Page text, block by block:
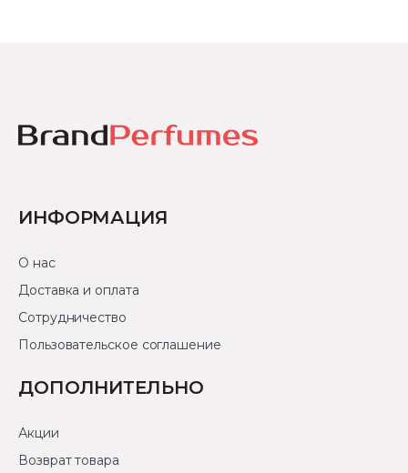
ИНФОРМАЦИЯ
О нас
Доставка и оплата
Сотрудничество
Пользовательское соглашение
ДОПОЛНИТЕЛЬНО
Акции
Возврат товара